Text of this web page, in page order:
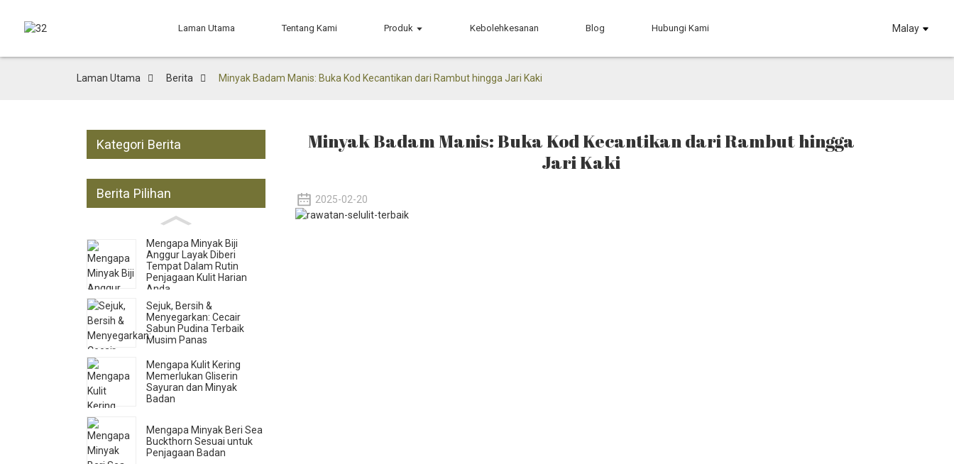
Laman Utama Tentang Kami Produk Kebolehkesanan Blog Hubungi Kami Malay
Laman Utama Berita Minyak Badam Manis: Buka Kod Kecantikan dari Rambut hingga Jari Kaki
Kategori Berita
Berita Pilihan
Mengapa Minyak Biji
Anggur Layak Diberi
Tempat Dalam Rutin
Penjagaan Kulit Harian
Anda
Sejuk, Bersih &
Menyegarkan: Cecair
Sabun Pudina Terbaik
Musim Panas
Mengapa Kulit Kering
Memerlukan Gliserin
Sayuran dan Minyak
Badan
Mengapa Minyak Beri Sea
Buckthorn Sesuai untuk
Penjagaan Badan
Minyak Badam Manis: Buka Kod Kecantikan dari Rambut hingga
Jari Kaki
2025-02-20